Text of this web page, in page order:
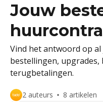
Jouw
Vind het antwoord op
bestellingen,
terugbetalingen.
2 auteurs 8 artikelen